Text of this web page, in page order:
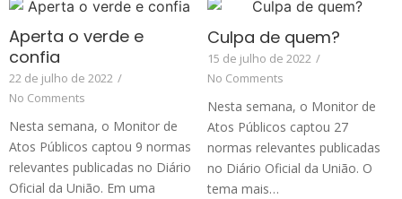
Aperta o verde e
confia
22 de julho de 2022 /
No Comments
Nesta semana, o Monitor de
Atos Públicos captou 9 normas
relevantes publicadas no Diário
Oficial da União. Em uma
Culpa de quem?
15 de julho de 2022 /
No Comments
Nesta semana, o Monitor de
Atos Públicos captou 27
normas relevantes publicadas
no Diário Oficial da União. O
tema mais…